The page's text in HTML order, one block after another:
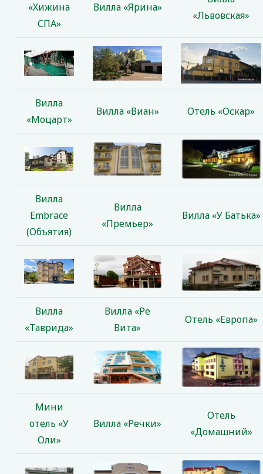
«Хижина
СПА»
Вилла «Ярина»
«Львовская»
Вилла
«Моцарт»
Вилла «Виан» Отель «Оскар»
Вилла
Embrace
(Объятия)
Вилла
«Премьер»
Вилла «У Батька»
Вилла
«Таврида»
Вилла «Ре
Вита»
Отель «Европа»
Мини
отель «У
Оли»
Вилла «Речки»
Отель
«Домашний»